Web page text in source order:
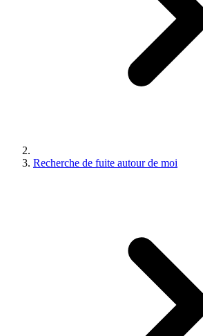
Recherche de fuite autour de moi